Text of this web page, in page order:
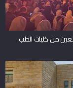
من كليات الطب